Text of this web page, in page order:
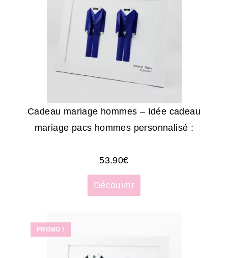
Cadeau mariage hommes – Idée cadeau
mariage pacs hommes personnalisé :
53.90€
Découvrir
PROMO !